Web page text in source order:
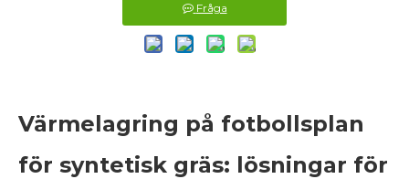
Fråga
Värmelagring på fotbollsplan
för syntetisk gräs: lösningar för